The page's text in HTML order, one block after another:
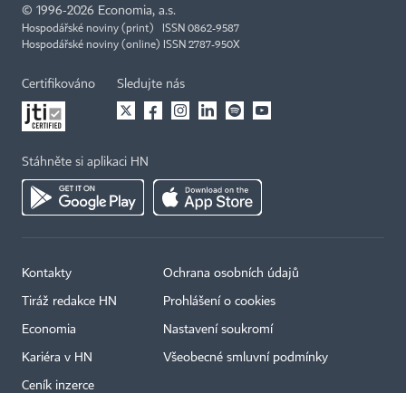
© 1996-2026 Economia, a.s.
Hospodářské noviny (print) ISSN 0862-9587
Hospodářské noviny (online) ISSN 2787-950X
Certifikováno Sledujte nás
Stáhněte si aplikaci HN
Kontakty
Tiráž redakce HN
Economia
Kariéra v HN
Ceník inzerce
Ochrana osobních údajů
Prohlášení o cookies
Nastavení soukromí
Všeobecné smluvní podmínky